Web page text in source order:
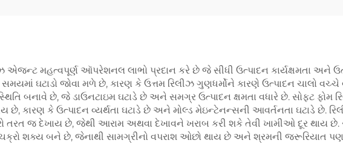
એજન્ટ મહત્વપૂર્ણ ઑપરેશનલ લાભો પ્રદાન કરે છે જે સીધી ઉત્પાદન કાર્યક્ષમતા અને
ઘટાડો જોવા મળે છે, કારણ કે ઉત્તમ રિલીઝ ગુણધર્મોને કારણે ઉત્પાદન ચાલો
બનાવે છે, જે ડાઉનટાઇમ ઘટાડે છે અને સમગ્ર ઉત્પાદન ક્ષમતા વધારે છે. સોફ્ટ ફોમ
છે, કારણ કે ઉત્પાદન વ્યર્થતા ઘટાડે છે અને મોલ્ડ મેઇન્ટેનન્સની આવર્તનતા ઘટાડે છે.
તરત જ દેખાય છે, જેથી આરામ અથવા દેખાવને ખરાબ કરી શકે તેવી ખામીઓ દૂર થાય
શક્ય બને છે, જેનાથી સામગ્રીનો વપરાશ ઓછો થાય છે અને શ્રમની જરૂરિયાત પણ